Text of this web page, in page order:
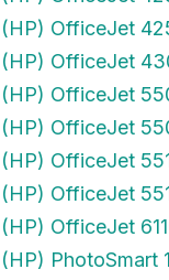
OfficeJet
OfficeJet
OfficeJet
OfficeJet
OfficeJet
OfficeJet
OfficeJet
PhotoSmart